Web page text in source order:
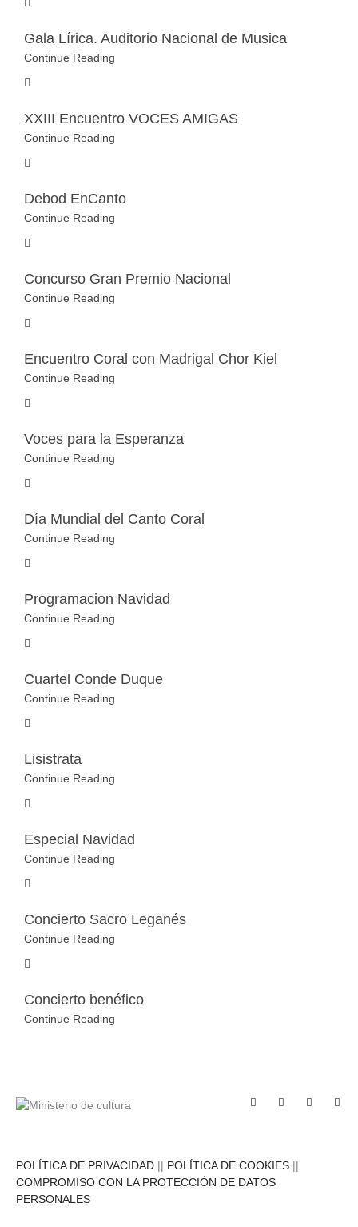
Gala Lírica. Auditorio Nacional de Musica
Continue Reading
XXIII Encuentro VOCES AMIGAS
Continue Reading
Debod EnCanto
Continue Reading
Concurso Gran Premio Nacional
Continue Reading
Encuentro Coral con Madrigal Chor Kiel
Continue Reading
Voces para la Esperanza
Continue Reading
Día Mundial del Canto Coral
Continue Reading
Programacion Navidad
Continue Reading
Cuartel Conde Duque
Continue Reading
Lisistrata
Continue Reading
Especial Navidad
Continue Reading
Concierto Sacro Leganés
Continue Reading
Concierto benéfico
Continue Reading
POLÍTICA DE PRIVACIDAD || POLÍTICA DE COOKIES ||
COMPROMISO CON LA PROTECCIÓN DE DATOS
PERSONALES